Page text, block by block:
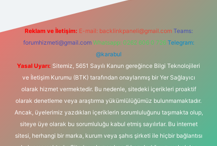
Reklam ve İletişim: E-mail: backlinkpaneli@gmail.com Teams:
forumhizmeti@gmail.com Whatsapp: 0262 606 0 726 Telegram:
@karabul
Yasal Uyarı: Sitemiz, 5651 Sayılı Kanun gereğince Bilgi Teknolojileri
ve İletişim Kurumu (BTK) tarafından onaylanmış bir Yer Sağlayıcı
olarak hizmet vermektedir. Bu nedenle, sitedeki içerikleri proaktif
olarak denetleme veya araştırma yükümlülüğümüz bulunmamaktadır.
Ancak, üyelerimiz yazdıkları içeriklerin sorumluluğunu taşımakta olup,
siteye üye olarak bu sorumluluğu kabul etmiş sayılırlar. Bu internet
sitesi, herhangi bir marka, kurum veya şahıs şirketi ile hiçbir bağlantısı